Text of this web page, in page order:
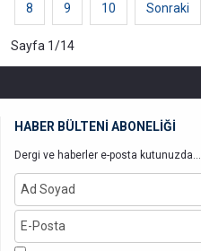
8 9 10 Sonraki
Sayfa 1/14
HABER BÜLTENİ ABONELİĞİ
Dergi ve haberler e-posta kutunuzda...